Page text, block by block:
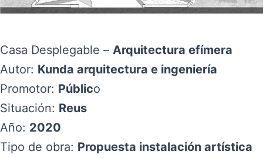
Casa Desplegable – Arquitectura efímera
Autor: Kunda arquitectura e ingeniería
Promotor: Público
Situación: Reus
Año: 2020
Tipo de obra: Propuesta instalación artística